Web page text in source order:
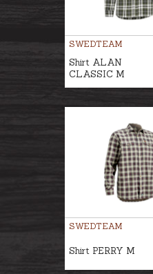
SWEDTEAM
Shirt ALAN
CLASSIC M
SWEDTEAM
Shirt PERRY M